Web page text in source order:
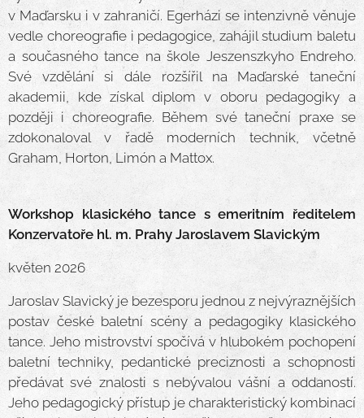
v Maďarsku i v zahraničí. Egerházi se intenzivně věnuje
vedle choreografie i pedagogice, zahájil studium baletu
a současného tance na škole Jeszenszkyho Endreho.
Své vzdělání si dále rozšířil na Maďarské taneční
akademii, kde získal diplom v oboru pedagogiky a
později i choreografie. Během své taneční praxe se
zdokonaloval v řadě moderních technik, včetně
Graham, Horton, Limón a Mattox.
Workshop klasického tance s emeritním ředitelem
Konzervatoře hl. m. Prahy Jaroslavem Slavickým
květen 2026
Jaroslav Slavický je bezesporu jednou z nejvýraznějších
postav české baletní scény a pedagogiky klasického
tance. Jeho mistrovství spočívá v hlubokém pochopení
baletní techniky, pedantické preciznosti a schopnosti
předávat své znalosti s nebývalou vášní a oddaností.
Jeho pedagogický přístup je charakteristický kombinací